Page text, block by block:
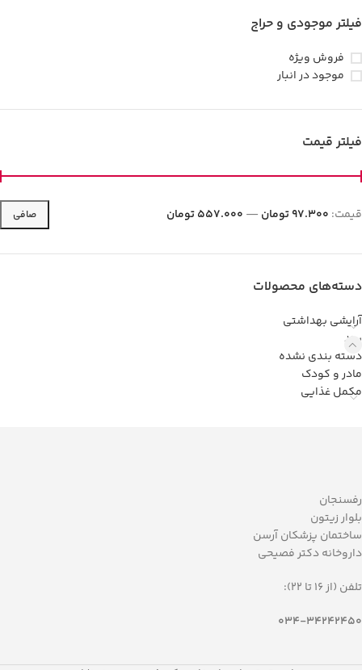
فیلتر موجودی و حراج
فروش ویژه
موجود در انبار
فیلتر قیمت
صافی قيمت: 97.300 تومان — 557.000 تومان
دسته‌های محصولات
آرایشی بهداشتی
برند
دسته بندی نشده
مادر و کودک
مکمل غذایی
رفسنجان
بلوار زیتون
ساختمان پزشکان آرسن
داروخانه دکتر فصیحی
تلفن (از 16 تا 22):
034-34242450